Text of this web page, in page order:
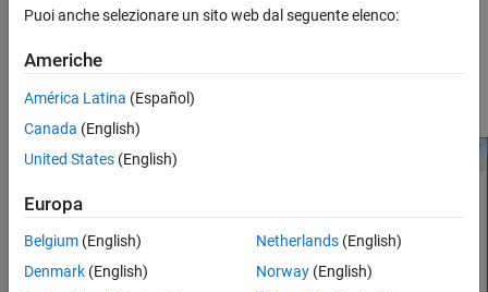
Simulazione
Diagnostica
Diagnosi sistematica di errori e avvisi
IN QUESTA PAGINA
Aprire il modello.
Se il modello contiene errori relativi alle funzioni di richiamo,
Diagnostic Viewersi apre e visualizza i seguenti errori nella
faseModel Load.
Puoi anche selezionare un sito web dal seguente elenco:
Americhe
América Latina (Español)
Canada (English)
United States (English)
Europa
Belgium (English)
Denmark (English)
Netherlands(English)
Norway(English)